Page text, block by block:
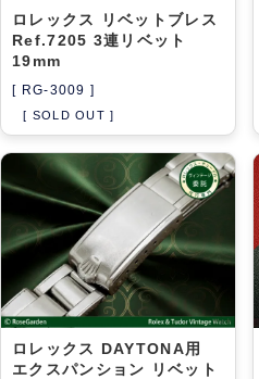
ロレックス リベットブレス
Ref.7205 3連リベット
19mm
[ RG-3009 ]
[ SOLD OUT ]
ロレックス DAYTONA用
エクスパンション リベット